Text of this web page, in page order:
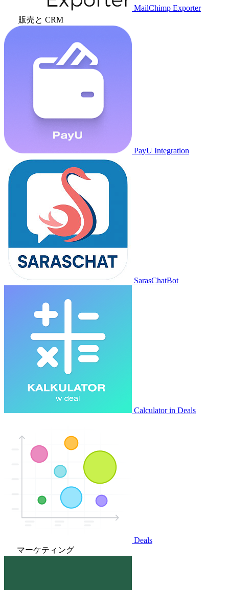
MailChimp Exporter
販売と CRM
PayU Integration
SarasChatBot
Calculator in Deals
Deals
マーケティング